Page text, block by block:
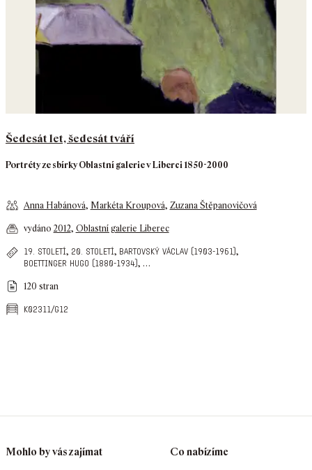
Šedesát let, šedesát tváří
Portréty ze sbírky Oblastní galerie v Liberci 1850-2000
Anna Habánová, Markéta Kroupová, Zuzana Štěpanovičová
vydáno 2012, Oblastní galerie Liberec
19. století, 20. století, bartovský václav (1903-1961),
boettinger hugo (1880-1934), …
120 stran
k02311/g12
Mohlo by vás zajímat Co nabízíme